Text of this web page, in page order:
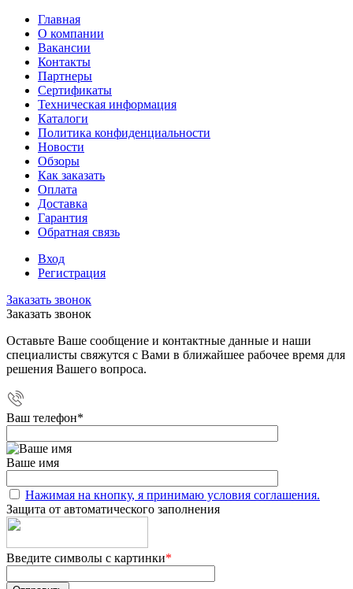
Главная
О компании
Вакансии
Контакты
Партнеры
Сертификаты
Техническая информация
Каталоги
Политика конфиденциальности
Новости
Обзоры
Как заказать
Оплата
Доставка
Гарантия
Обратная связь
Вход
Регистрация
Заказать звонок
Заказать звонок
Оставьте Ваше сообщение и контактные данные и наши
специалисты свяжутся с Вами в ближайшее рабочее время для
решения Вашего вопроса.
Ваш телефон*
Ваше имя
Нажимая на кнопку, я принимаю условия соглашения.
Защита от автоматического заполнения
Введите символы с картинки*